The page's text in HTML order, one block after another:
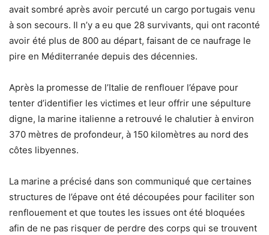
avait sombré après avoir percuté un cargo portugais venu
à son secours. Il n’y a eu que 28 survivants, qui ont raconté
avoir été plus de 800 au départ, faisant de ce naufrage le
pire en Méditerranée depuis des décennies.
Après la promesse de l’Italie de renflouer l’épave pour
tenter d’identifier les victimes et leur offrir une sépulture
digne, la marine italienne a retrouvé le chalutier à environ
370 mètres de profondeur, à 150 kilomètres au nord des
côtes libyennes.
La marine a précisé dans son communiqué que certaines
structures de l’épave ont été découpées pour faciliter son
renflouement et que toutes les issues ont été bloquées
afin de ne pas risquer de perdre des corps qui se trouvent